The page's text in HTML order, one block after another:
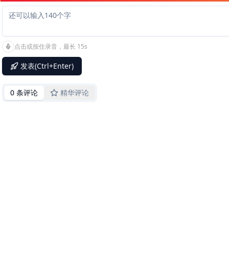
点击或按住录音，最长 15s
发表(Ctrl+Enter)
0 条评论 精华评论